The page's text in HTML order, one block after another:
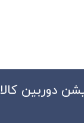
دوربین کالا